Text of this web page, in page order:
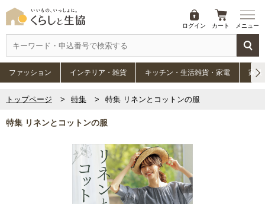
ログイン カート メニュー
ファッション インテリア・雑貨 キッチン・生活雑貨・家電 家具
トップページ 特集 特集 リネンとコットンの服
特集 リネンとコットンの服